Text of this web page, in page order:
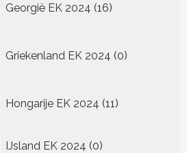
Georgië EK 2024 16
producten
Griekenland EK 2024 0
producten
Hongarije EK 2024 11
producten
IJsland EK 2024 00